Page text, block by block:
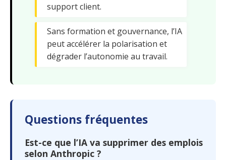
support client.
Sans formation et gouvernance, l’IA
peut accélérer la polarisation et
dégrader l’autonomie au travail.
Questions fréquentes
Est-ce que l’IA va supprimer des emplois
selon Anthropic ?